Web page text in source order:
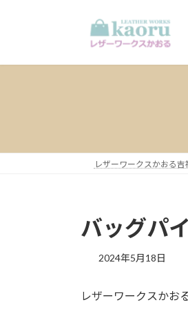
プ
動
レザーワークスかおる吉
バッグパ
2024年5月18日
レザーワークスかお